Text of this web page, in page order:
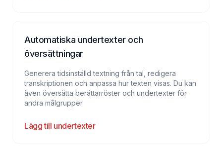
Automatiska undertexter och
översättningar
Generera tidsinställd textning från tal, redigera
transkriptionen och anpassa hur texten visas. Du kan
även översätta berättarröster och undertexter för
andra målgrupper.
Lägg till undertexter